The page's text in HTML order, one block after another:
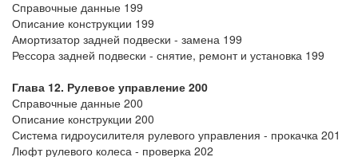
Справочные данные 199
Описание конструкции 199
Амортизатор задней подвески - замена 199
Рессора задней подвески - снятие, ремонт и установка 199
Глава 12. Рулевое управление 200
Справочные данные 200
Описание конструкции 200
Система гидроусилителя рулевого управления - прокачка 201
Люфт рулевого колеса - проверка 202